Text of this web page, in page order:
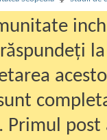
. Primul